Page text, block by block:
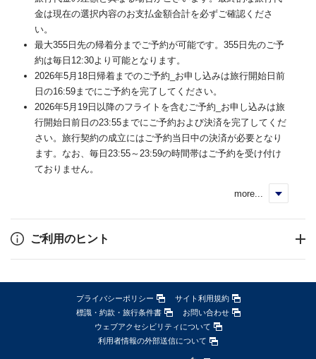
金は現在の選択内容のお支払金額合計を必ずご確認くださ
い。
最大355日先の帰着分までご予約が可能です。355日先のご予
約は毎日12:30より可能となります。
2026年5月18日帰着までのご予約_お申し込みは旅行開始日前
日の16:59までにご予約を完了してください。
2026年5月19日以降のフライトを含むご予約_お申し込みは旅
行開始日前日の23:55までにご予約および決済を完了してくだ
さい。旅行契約の成立にはご予約当日中の決済が必要となり
ます。なお、毎日23:55～23:59の時間帯はご予約を受け付け
ておりません。
more...
ご利用のヒント
プライバシーポリシー
サイト利用規約
標識・約款・旅行条件書
お問い合わせ
ウェブアクセシビリティについて
利用者情報の外部送信について